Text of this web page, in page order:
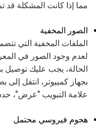
مما إذا كانت المشكلة قد
الصور المخفية
الملفات المخفية التي
لعدم وجود الصور في
علامة التبويب "عرض"،
هجوم فيروسي محتمل